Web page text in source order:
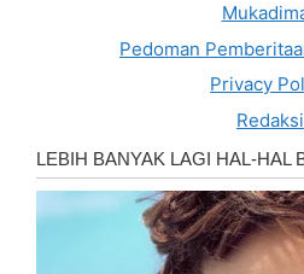
Pedoman
Privacy
Redaksi